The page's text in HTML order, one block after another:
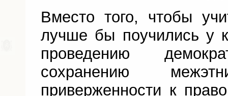
Вместо того, чтобы
лучше бы поучились у
проведению
сохранению
приверженности к